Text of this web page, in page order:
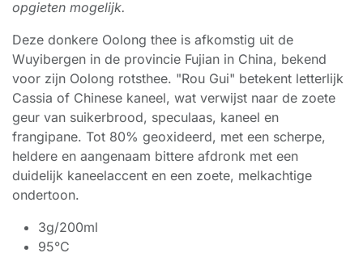
opgieten mogelijk.
Deze donkere Oolong thee is afkomstig uit de
Wuyibergen in de provincie Fujian in China, bekend
voor zijn Oolong rotsthee. "Rou Gui" betekent letterlijk
Cassia of Chinese kaneel, wat verwijst naar de zoete
geur van suikerbrood, speculaas, kaneel en
frangipane. Tot 80% geoxideerd, met een scherpe,
heldere en aangenaam bittere afdronk met een
duidelijk kaneelaccent en een zoete, melkachtige
ondertoon.
3g/200ml
95°C